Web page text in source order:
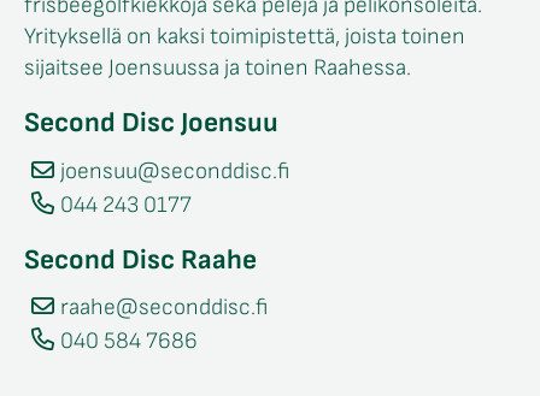
Yrityksellä on kaksi toimipistettä, joista toinen
sijaitsee Joensuussa ja toinen Raahessa.
Second Disc Joensuu
joensuu@seconddisc.fi
044 243 0177
Second Disc Raahe
raahe@seconddisc.fi
040 584 7686